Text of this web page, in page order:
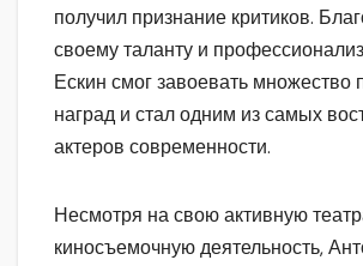
получил признание критиков.
своему таланту и
Ескин смог завоевать множество
наград и стал одним из самых
актеров современности.
Несмотря на свою активную
киносъемочную деятельность,